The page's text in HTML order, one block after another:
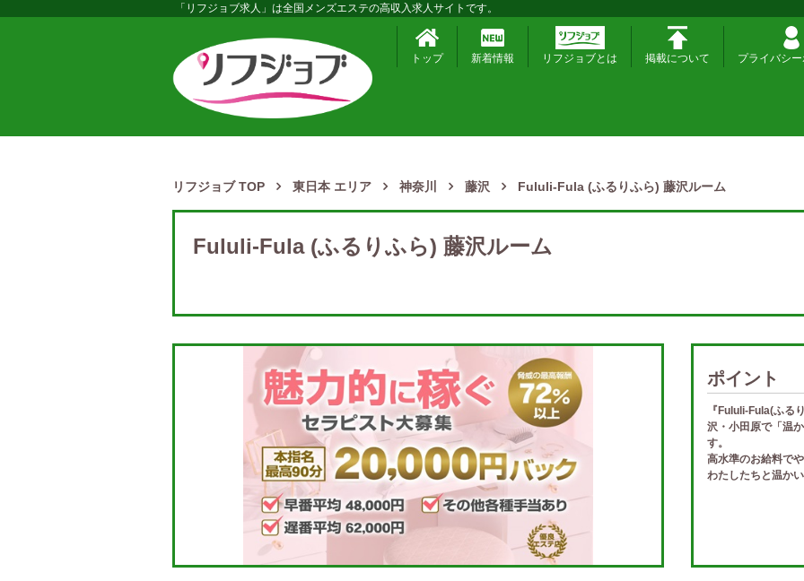
「リフジョブ求人」は全国メンズエステの高収入求人サイトです。
トップ 新着情報 リフジョブとは 掲載について プライバシ
リフジョブ TOP 東日本 エリア 神奈川 藤沢 Fululi-Fula (ふるりふら) 藤沢ルーム
Fululi-Fula (ふるりふら) 藤沢ルーム
ポイント
『Fululi-Fula(ふる
沢・小田原で「温
す。
高水準のお給料で
わたしたちと温か